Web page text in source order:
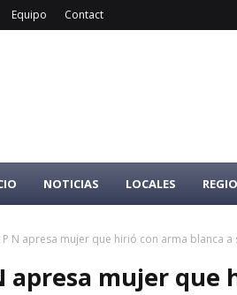
Equipo Contact
NOTICIAS LOCALES
P N apresa mujer que hirió con arma blanca a
apresa mujer que